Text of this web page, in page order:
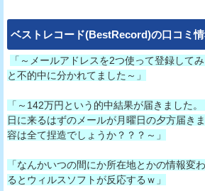
ベストレコード(BestRecord)の口コミ
「～メールアドレスを2つ使って登録して
と不的中に分かれてました～」
「～142万円という的中結果が届きました
日に来るはずのメールが月曜日の夕方届き
容は全て捏造でしょうか？？？～」
「なんかいつの間にか所在地とかの情報変
るとウィルスソフトが反応するｗ」